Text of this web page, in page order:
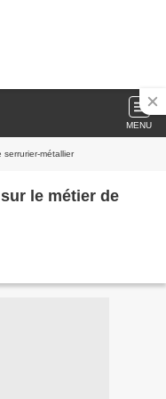
MENU
métallier
le métier de